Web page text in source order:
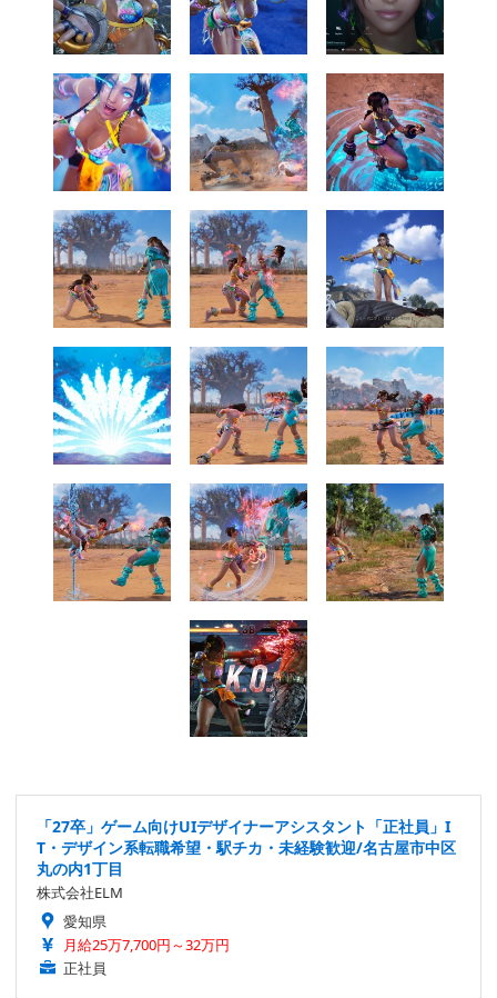
「27卒」ゲーム向けUIデザイナーアシスタント「正社員」I
T・デザイン系転職希望・駅チカ・未経験歓迎/名古屋市中区
丸の内1丁目
株式会社ELM
愛知県
月給25万7,700円～32万円
正社員